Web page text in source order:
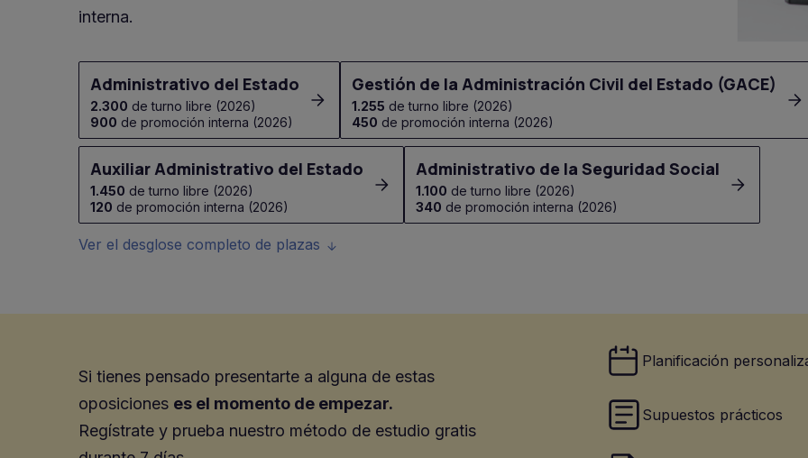
interna.
Administrativo del Estado
2.300 de turno libre (2026)
900 de promoción interna (2026)
Gestión de la Administración Civil del Estado (GACE)
1.255 de turno libre (2026)
450 de promoción interna (2026)
Auxiliar Administrativo del Estado
1.450 de turno libre (2026)
120 de promoción interna (2026)
Administrativo de la Seguridad Social
1.100 de turno libre (2026)
340 de promoción interna (2026)
Ver el desglose completo de plazas
Si tienes pensado presentarte a alguna de estas
oposiciones es el momento de empezar.
Regístrate y prueba nuestro método de estudio gratis
Planificación
Supuestos prácticos